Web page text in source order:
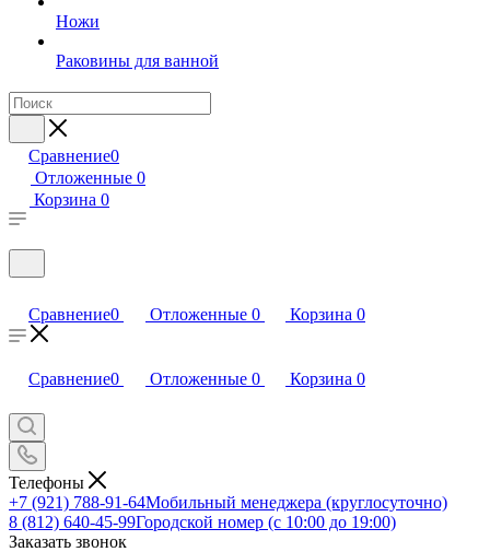
Ножи
Раковины для ванной
Сравнение0
Отложенные 0
Корзина 0
Сравнение0 Отложенные 0 Корзина 0
Сравнение0 Отложенные 0 Корзина 0
Телефоны
+7 (921) 788-91-64Мобильный менеджера (круглосуточно)
8 (812) 640-45-99Городской номер (с 10:00 до 19:00)
Заказать звонок